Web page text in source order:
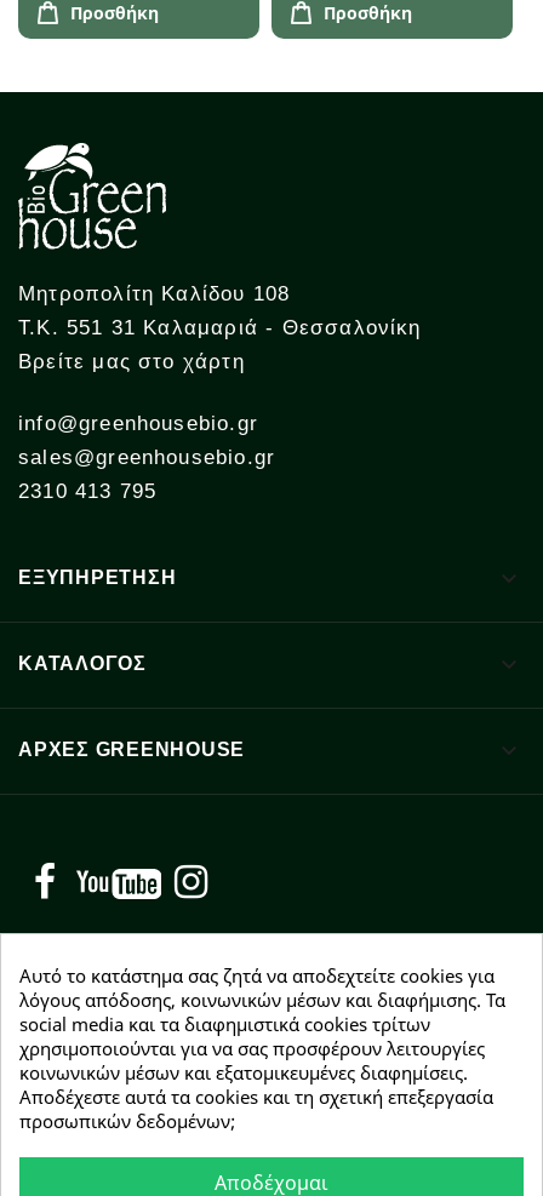
Προσθήκη Προσθήκη
Μητροπολίτη Καλίδου 108
Τ.Κ. 551 31 Καλαμαριά - Θεσσαλονίκη
Βρείτε μας στο χάρτη
info@greenhousebio.gr
sales@greenhousebio.gr
2310 413 795
ΕΞΥΠΗΡΕΤΗΣΗ 
ΚΑΤΑΛΟΓΟΣ 
ΑΡΧΈΣ GREENHOUSE 
Facebook YouTube
NEWSLETTER
Εγγραφείτε δωρεάν και θα είστε οι πρώτοι που θα
λάβετε τα νέα μας γύρω από προσφορές, εκπτώσεις
και νέα προϊόντα.
Αυτό το κατάστημα σας ζητά να αποδεχτείτε cookies για
λόγους απόδοσης, κοινωνικών μέσων και διαφήμισης. Τα
social media και τα διαφημιστικά cookies τρίτων
χρησιμοποιούνται για να σας προσφέρουν λειτουργίες
κοινωνικών μέσων και εξατομικευμένες διαφημίσεις.
Αποδέχεστε αυτά τα cookies και τη σχετική επεξεργασία
προσωπικών δεδομένων;
Αποδέχομαι